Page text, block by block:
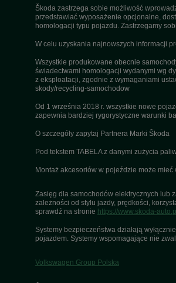
Škoda zastrzega sobie możliwość
przedstawiać wyposażenie opcjonalne,
homologacji typu pojazdu. Zastrzegamy
W celu uzyskania najnowszych informacji
Wszystkie produkowane obecnie
świadectwami homologacji wydanymi wg
z eksploatacji, zgodnie z wymaganiami
skody/recycling-samochodow
Od 1 września 2018 r. wszystkie nowe
zapewnia bardziej rygorystyczne warunki
O szczegóły zapytaj Partnera Marki Škoda
Pod tekstem TABELA z danymi zużycia
Montaż akcesoriów w pojeździe może
Zasięg dla samochodów elektrycznych lub
zależności od stylu jazdy, prędkości,
sprawdź na stronie https://www.skoda-
Systemy bezpieczeństwa działają
pojazdem. Systemy wspomagające nie
Volkswagen Group Polska